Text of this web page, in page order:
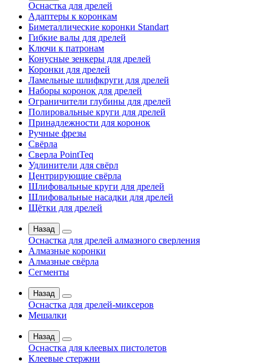
Оснастка для дрелей
Адаптеры к коронкам
Биметаллические коронки Standart
Гибкие валы для дрелей
Ключи к патронам
Конусные зенкеры для дрелей
Коронки для дрелей
Ламельные шлифкруги для дрелей
Наборы коронок для дрелей
Ограничители глубины для дрелей
Полировальные круги для дрелей
Принадлежности для коронок
Ручные фрезы
Свёрла
Сверла PointTeq
Удлинители для свёрл
Центрирующие свёрла
Шлифовальные круги для дрелей
Шлифовальные насадки для дрелей
Щётки для дрелей
Назад
Оснастка для дрелей алмазного сверления
Алмазные коронки
Алмазные свёрла
Сегменты
Назад
Оснастка для дрелей-миксеров
Мешалки
Назад
Оснастка для клеевых пистолетов
Клеевые стержни